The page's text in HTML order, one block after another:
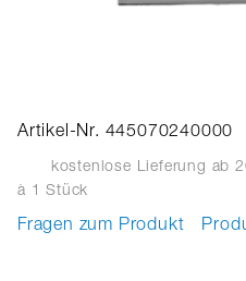
Artikel-Nr. 445070240000
kostenlose Lieferung ab
à 1 Stück
Fragen zum Produkt